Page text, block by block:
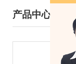
产品中心
/ PRODUCTS